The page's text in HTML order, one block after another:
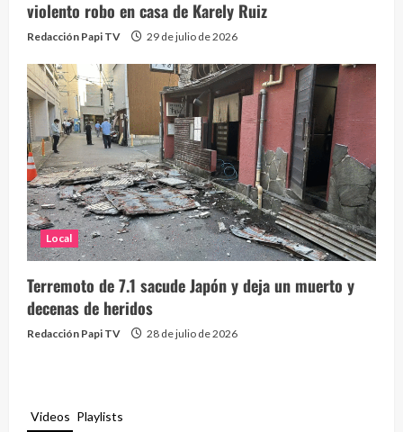
violento robo en casa de Karely Ruiz
Redacción Papi TV 29 de julio de 2026
Local
Terremoto de 7.1 sacude Japón y deja un muerto y
decenas de heridos
Redacción Papi TV 28 de julio de 2026
Videos Playlists